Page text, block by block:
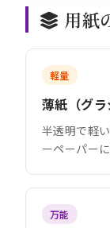
用紙
軽量
薄紙（グラ
半透明で軽
ーペーパーに
万能